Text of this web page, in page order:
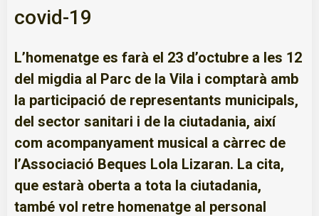
covid-19
L’homenatge es farà el 23 d’octubre a les 12
del migdia al Parc de la Vila i comptarà amb
la participació de representants municipals,
del sector sanitari i de la ciutadania, així
com acompanyament musical a càrrec de
l’Associació Beques Lola Lizaran. La cita,
que estarà oberta a tota la ciutadania,
també vol retre homenatge al personal